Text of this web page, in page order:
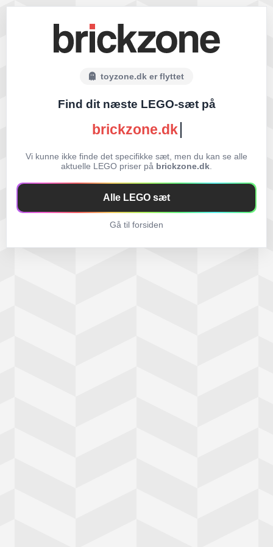
toyzone.dk er flyttet
Find dit næste LEGO-sæt på
brickzone.dk
Vi kunne ikke finde det specifikke sæt, men du kan se alle
aktuelle LEGO priser på brickzone.dk
Alle LEGO sæt
Gå til forsiden